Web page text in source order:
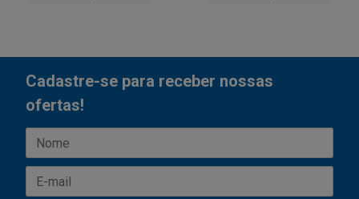
Cadastre-se para receber nossas
ofertas!